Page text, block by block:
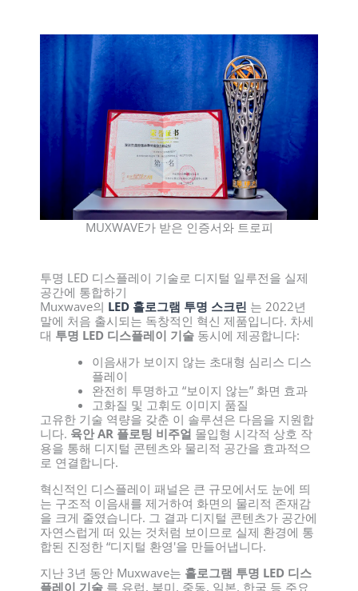
MUXWAVE가 받은 인증서와 트로피
투명 LED 디스플레이 기술로 디지털 일루전을 실제
공간에 통합하기
Muxwave의 LED 홀로그램 투명 스크린 는 2022년
말에 처음 출시되는 독창적인 혁신 제품입니다. 차세
대 투명 LED 디스플레이 기술 동시에 제공합니다:
이음새가 보이지 않는 초대형 심리스 디스
플레이
완전히 투명하고 “보이지 않는” 화면 효과
고화질 및 고휘도 이미지 품질
고유한 기술 역량을 갖춘 이 솔루션은 다음을 지원합
니다. 육안 AR 플로팅 비주얼 몰입형 시각적 상호 작
용을 통해 디지털 콘텐츠와 물리적 공간을 효과적으
로 연결합니다.
혁신적인 디스플레이 패널은 큰 규모에서도 눈에 띄
는 구조적 이음새를 제거하여 화면의 물리적 존재감
을 크게 줄였습니다. 그 결과 디지털 콘텐츠가 공간에
자연스럽게 떠 있는 것처럼 보이므로 실제 환경에 통
합된 진정한 “디지털 환영'을 만들어냅니다.
지난 3년 동안 Muxwave는 홀로그램 투명 LED 디스
플레이 기술 를 유럽, 북미, 중동, 일본, 한국 등 주요